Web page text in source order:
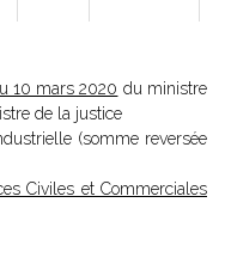
10 mars 2020 du ministre
de la justice
(somme reversée
Civiles et Commerciales